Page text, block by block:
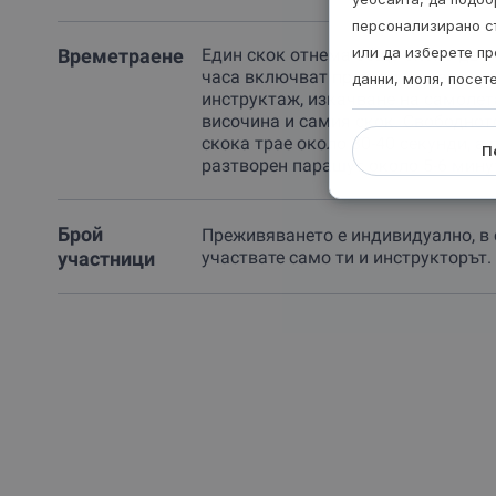
Времетраене
Един скок отнема общо около два
часа включват престой на
инструктаж, изкачване на
височина и самия скок.
скока трае около 30-40 секунди, а
разтворен парашут около 5-6
Брой
участници
Преживяването е индивидуално, в
участвате само ти и инструкторът.
персонализирано
или да изберете
данни, моля,